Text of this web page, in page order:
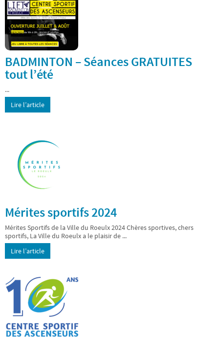
BADMINTON – Séances GRATUITES
tout l’été
...
Lire l’article
Mérites sportifs 2024
Mérites Sportifs de la Ville du Roeulx 2024 Chères sportives, chers
sportifs, La Ville du Roeulx a le plaisir de ...
Lire l’article